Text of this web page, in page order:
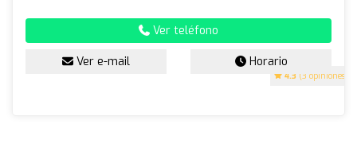
4.3 (3 opiniones)
Ver teléfono
Ver e-mail Horario